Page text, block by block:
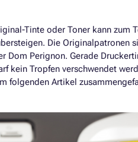
Tinte oder Toner kann zum
Die Originalpatronen
Dom Perignon. Gerade
kein Tropfen verschwendet
folgenden Artikel